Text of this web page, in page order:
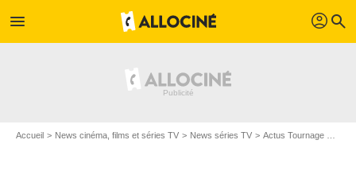
menu profil search
Accueil News cinéma, films et séries TV News séries TV Actus Tournage Séries TV